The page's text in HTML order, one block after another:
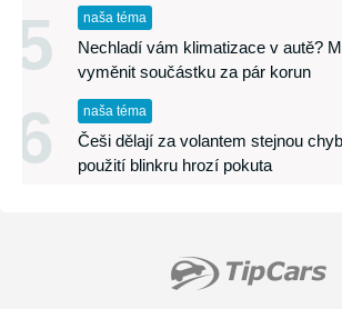
5 naša téma
Nechladí vám klimatizace v autě?
vyměnit součástku za pár korun
6 naša téma
Češi dělají za volantem stejnou
použití blinkru hrozí pokuta